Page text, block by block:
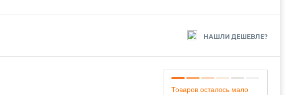
НАШЛИ ДЕШЕВЛЕ?
Товаров осталось мало